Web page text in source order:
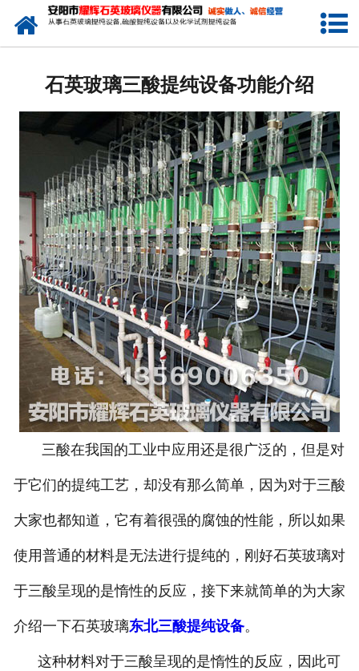
网站首页
产品中心
生产设备
工程业绩
发货展示
联系我们
石英玻璃三酸提纯设备功能介绍
三酸在我国的工业中应用还是很广泛的，但是对
于它们的提纯工艺，却没有那么简单，因为对于三酸
大家也都知道，它有着很强的腐蚀的性能，所以如果
使用普通的材料是无法进行提纯的，刚好石英玻璃对
于三酸呈现的是惰性的反应，接下来就简单的为大家
介绍一下石英玻璃东北三酸提纯设备。
这种材料对于三酸呈现的是惰性的反应，因此可